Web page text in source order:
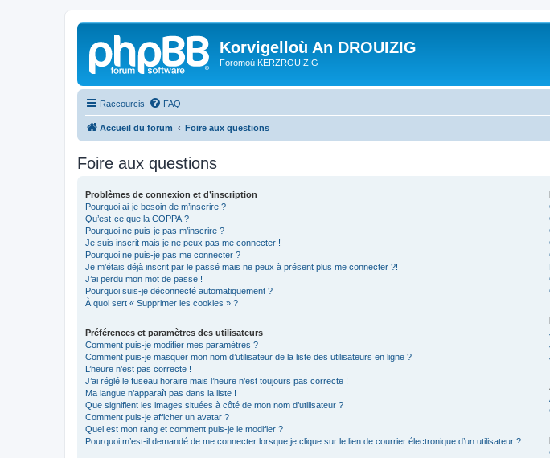
Korvigelloù An DROUIZIG
Foromoù KERZROUIZIG
Raccourcis FAQ
Accueil du forum Foire aux questions
Foire aux questions
Problèmes de connexion et d’inscription
Pourquoi ai-je besoin de m’inscrire ?
Qu’est-ce que la COPPA ?
Pourquoi ne puis-je pas m’inscrire ?
Je suis inscrit mais je ne peux pas me connecter !
Pourquoi ne puis-je pas me connecter ?
Je m’étais déjà inscrit par le passé mais ne peux à présent plus me connecter ?!
J’ai perdu mon mot de passe !
Pourquoi suis-je déconnecté automatiquement ?
À quoi sert « Supprimer les cookies » ?
Préférences et paramètres des utilisateurs
Comment puis-je modifier mes paramètres ?
Comment puis-je masquer mon nom d’utilisateur de la liste des utilisateurs en ligne ?
L’heure n’est pas correcte !
J’ai réglé le fuseau horaire mais l’heure n’est toujours pas correcte !
Ma langue n’apparaît pas dans la liste !
Que signifient les images situées à côté de mon nom d’utilisateur ?
Comment puis-je afficher un avatar ?
Quel est mon rang et comment puis-je le modifier ?
Pourquoi m’est-il demandé de me connecter lorsque je clique sur le lien de courrier électronique d’un utilisateur ?